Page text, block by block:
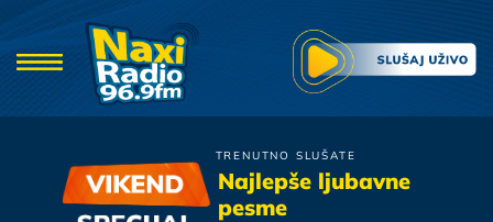
TRENUTNO SLUŠATE
Najlepše ljubavne
pesme
Bajaga